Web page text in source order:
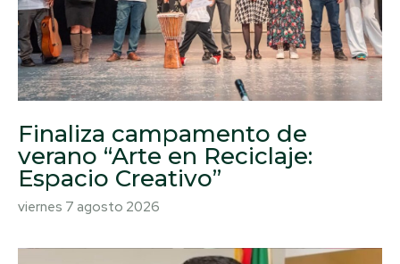
Finaliza campamento de
verano “Arte en Reciclaje:
Espacio Creativo”
viernes 7 agosto 2026